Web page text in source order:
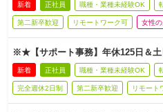
新着 正社員 職種・業種未経験OK
第二新卒歓迎 リモートワーク可 女性
※★【サポート事務】年休125日＆土
新着 正社員 職種・業種未経験OK
完全週休2日制 第二新卒歓迎 リモート